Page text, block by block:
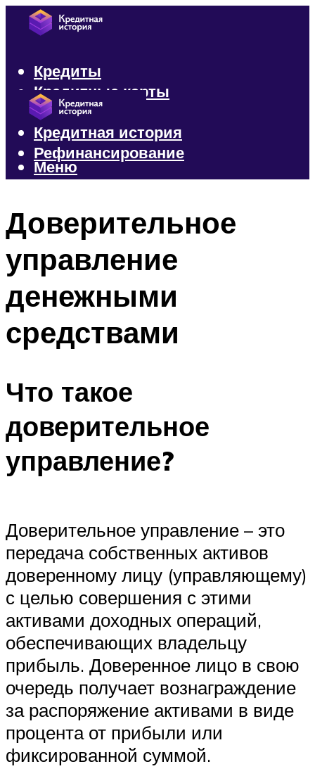
Кредиты
Кредитные карты
Микрозаймы
Кредитная история
Рефинансирование
Меню
Доверительное
управление
денежными
средствами
Что такое
доверительное
управление?
Доверительное управление – это
передача собственных активов
доверенному лицу (управляющему)
с целью совершения с этими
активами доходных операций,
обеспечивающих владельцу
прибыль. Доверенное лицо в свою
очередь получает вознаграждение
за распоряжение активами в виде
процента от прибыли или
фиксированной суммой.